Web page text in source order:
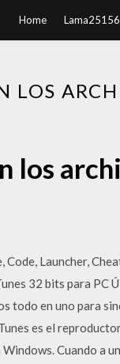
Home Lama25156
LOS
los
Launcher,
32 bits para PC
todo en uno para
es el
Cuando a